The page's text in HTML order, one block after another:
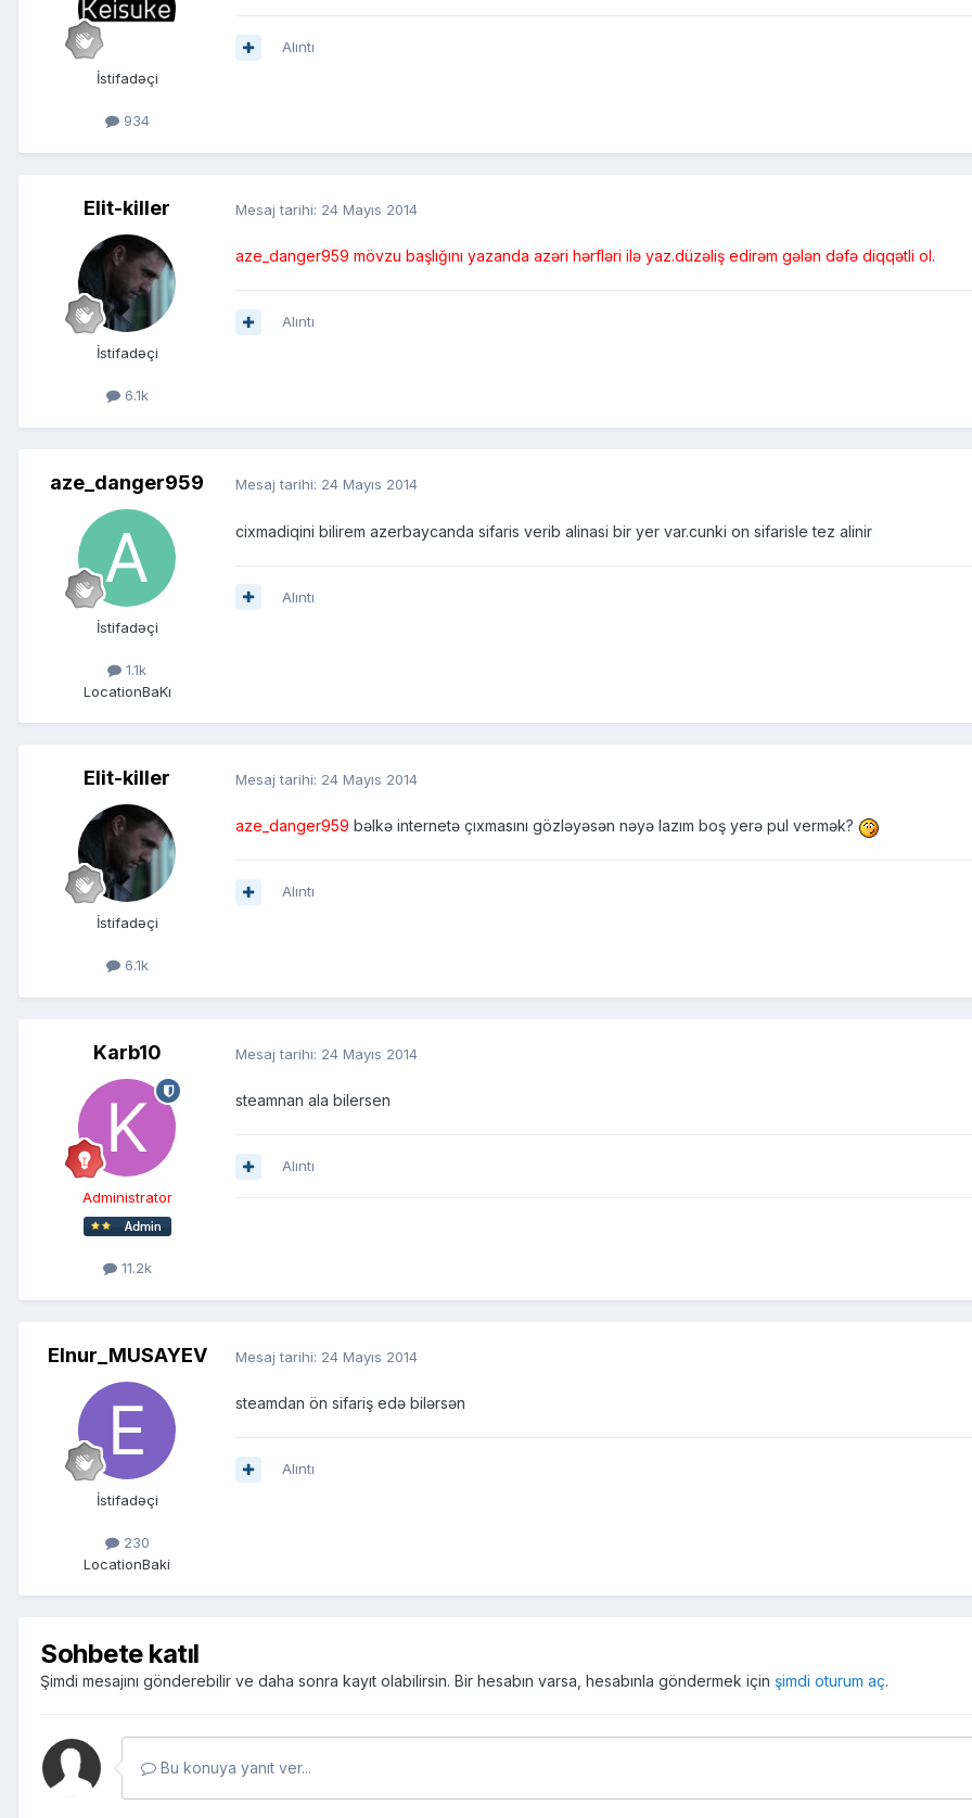
İstifadəçi
934
Alıntı
Elit-killer
İstifadəçi
6.1k
Mesaj tarihi: 24 Mayıs 2014
aze_danger959 mövzu başlığını yazanda azəri hərfləri ilə yaz.düzəliş edirəm gələn dəfə diqqətli ol.
Alıntı
aze_danger959
İstifadəçi
1.1k
LocationBaKı
Mesaj tarihi: 24 Mayıs 2014
cixmadiqini bilirem azerbaycanda sifaris verib alinasi bir yer var.cunki on sifarisle tez alinir
Alıntı
Elit-killer
İstifadəçi
6.1k
Mesaj tarihi: 24 Mayıs 2014
aze_danger959 bəlkə internetə çıxmasını gözləyəsən nəyə lazım boş yerə pul vermək?
Alıntı
Karb10
Administrator
11.2k
Mesaj tarihi: 24 Mayıs 2014
steamnan ala bilersen
Alıntı
Elnur_MUSAYEV
İstifadəçi
230
LocationBaki
Mesaj tarihi: 24 Mayıs 2014
steamdan ön sifariş edə bilərsən
Alıntı
Sohbete katıl
Şimdi mesajını gönderebilir ve daha sonra kayıt olabilirsin. Bir hesabın varsa, hesabınla göndermek için şimdi oturum aç.
Bu konuya yanıt ver...